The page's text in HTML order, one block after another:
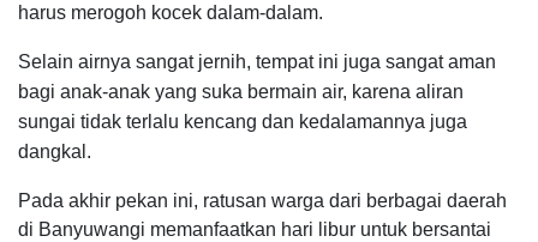
harus merogoh kocek dalam-dalam.
Selain airnya sangat jernih, tempat ini juga sangat aman
bagi anak-anak yang suka bermain air, karena aliran
sungai tidak terlalu kencang dan kedalamannya juga
dangkal.
Pada akhir pekan ini, ratusan warga dari berbagai daerah
di Banyuwangi memanfaatkan hari libur untuk bersantai